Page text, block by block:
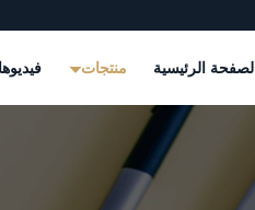
الصفحة الرئيسية منتجات